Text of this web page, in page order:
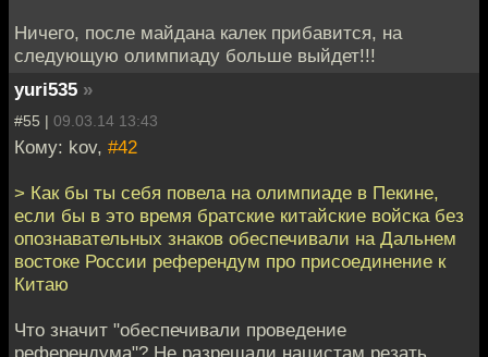
Ничего, после майдана калек прибавится, на
следующую олимпиаду больше выйдет!!!
yuri535 »
#55 | 09.03.14 13:43
Кому: kov, #42
> Как бы ты себя повела на олимпиаде в Пекине,
если бы в это время братские китайские войска без
опознавательных знаков обеспечивали на Дальнем
востоке России референдум про присоединение к
Китаю
Что значит "обеспечивали проведение